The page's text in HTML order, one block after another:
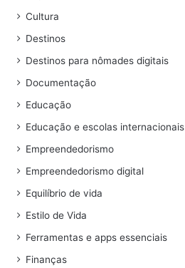
Cultura
Destinos
Destinos para nômades digitais
Documentação
Educação
Educação e escolas internacionais
Empreendedorismo
Empreendedorismo digital
Equilíbrio de vida
Estilo de Vida
Ferramentas e apps essenciais
Finanças